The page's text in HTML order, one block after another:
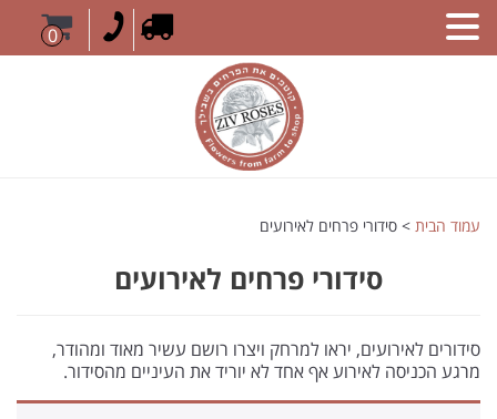
0
עמוד הבית > סידורי פרחים לאירועים
סידורי פרחים לאירועים
סידורים לאירועים, יראו למרחק ויצרו רושם עשיר מאוד ומהודר,
מרגע הכניסה לאירוע אף אחד לא יוריד את העיניים מהסידור.